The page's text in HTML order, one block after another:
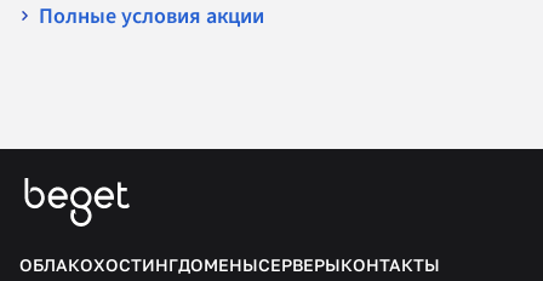
Полные условия акции
ОБЛАКОХОСТИНГДОМЕНЫСЕРВЕРЫКОНТАКТЫ